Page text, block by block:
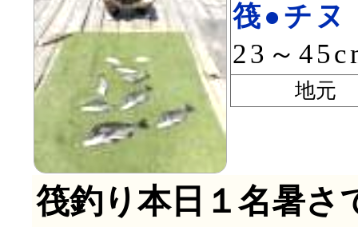
筏●チヌ
23～
地元
筏釣り本日１名暑さ